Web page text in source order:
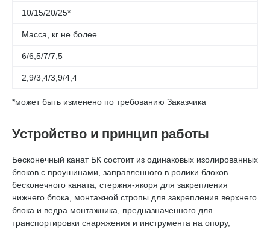
10/15/20/25*
Масса, кг не более
6/6,5/7/7,5
2,9/3,4/3,9/4,4
*может быть изменено по требованию Заказчика
Устройство и принцип работы
Бесконечный канат БК состоит из одинаковых изолированных
блоков с проушинами, заправленного в ролики блоков
бесконечного каната, стержня-якоря для закрепления
нижнего блока, монтажной стропы для закрепления верхнего
блока и ведра монтажника, предназначенного для
транспортировки снаряжения и инструмента на опору,